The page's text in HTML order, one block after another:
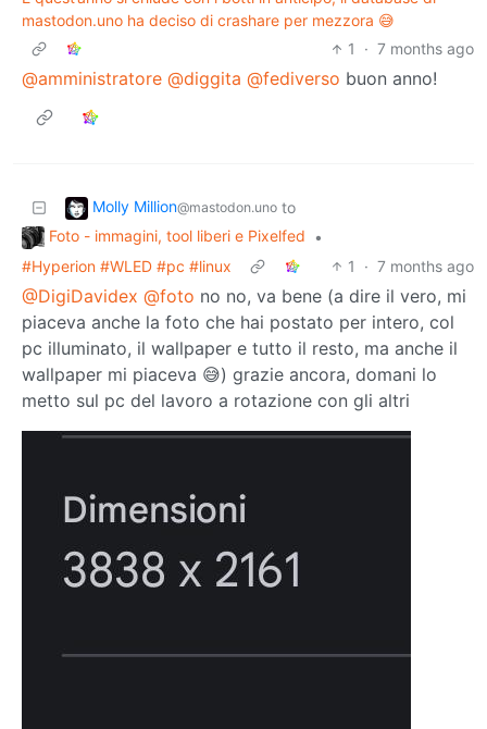
mastodon.uno ha deciso di crashare per mezzora 😅
1
· 7 months ago
@amministratore @diggita @fediverso buon anno!
Molly Million@mastodon.uno to
Foto - immagini, tool liberi e Pixelfed
•
#Hyperion #WLED #pc #linux
1 · 7 months ago
@DigiDavidex @foto no no, va bene (a dire il vero, mi
piaceva anche la foto che hai postato per intero, col
pc illuminato, il wallpaper e tutto il resto, ma anche il
wallpaper mi piaceva 😅) grazie ancora, domani lo
metto sul pc del lavoro a rotazione con gli altri